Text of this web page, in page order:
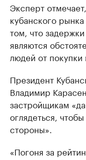
Эксперт
кубанского
том, что
являются
людей от
Президент
Владимир
застройщикам
оглядеться,
стороны».
«Погоня за